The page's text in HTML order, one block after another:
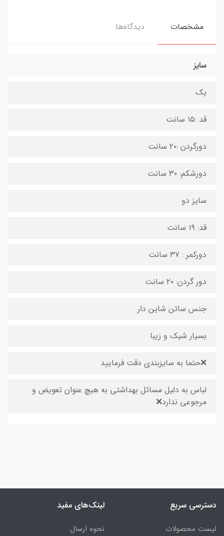
مشخصات دیدگاه‌ها
سایز
یک
قد :۱۵ سانت
دورگردن :۲۰ سانت
دورشکم: ۳۰ سانت
سایز دو
قد: ۱۹ سانت
دورکمر : ۳۷ سانت
دور گردن: ۲۰ سانت
جنس ساتن شاین دار
بسیار شیک و زیبا
❌حتما به سایزبندی دقت فرمایید
لباس به دلیل مسائل بهداشتی به هیچ عنوان تعویض و
مرجوعی ندارد❌
دسترسی سریع
لیست محصولات
لینک‌های مفید
نحوه ارسال